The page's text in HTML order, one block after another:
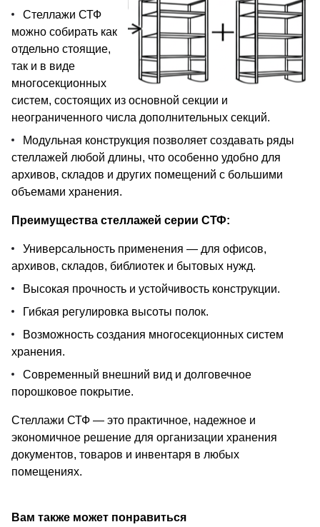
Стеллажи СТФ
можно собирать как
отдельно стоящие,
так и в виде
многосекционных
систем, состоящих из основной секции и
неограниченного числа дополнительных секций.
Модульная конструкция позволяет создавать ряды
стеллажей любой длины, что особенно удобно для
архивов, складов и других помещений с большими
объемами хранения.
Преимущества стеллажей серии СТФ:
Универсальность применения — для офисов,
архивов, складов, библиотек и бытовых нужд.
Высокая прочность и устойчивость конструкции.
Гибкая регулировка высоты полок.
Возможность создания многосекционных систем
хранения.
Современный внешний вид и долговечное
порошковое покрытие.
Стеллажи СТФ — это практичное, надежное и
экономичное решение для организации хранения
документов, товаров и инвентаря в любых
помещениях.
Вам также может понравиться